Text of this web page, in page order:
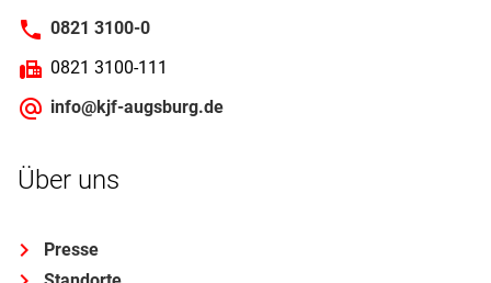
0821 3100-0
0821 3100-111
info@kjf-augsburg.de
Über uns
Presse